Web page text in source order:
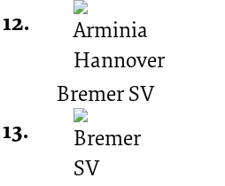
12.
13.
Bremer SV